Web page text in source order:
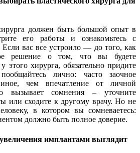
должен быть большой опыт в
его работы и ознакомьтесь с
Если вас все устроило — до того, как
решение о том, что вы будете
этого хирурга, обязательно придите
лично: часто заочное
чем впечатление от личной
вызывает сомнения – уточните
или сходите к другому врачу. Но не
в котором вы сомневаетесь:
должно быть полное доверие.
увеличения имплантами выглядит